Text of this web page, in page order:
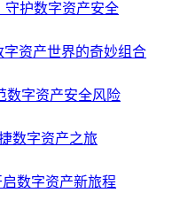
守护数字资产安全
字资产世界的奇妙组合
数字资产安全风险
数字资产之旅
数字资产新旅程